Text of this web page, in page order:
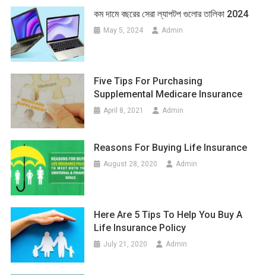
কম দামে বছরের সেরা ল্যাপটপ গুলোর তালিকা 2024
May 5, 2024 Admin
Five Tips For Purchasing
Supplemental Medicare Insurance
April 8, 2021 Admin
Reasons For Buying Life Insurance
August 28, 2020 Admin
Here Are 5 Tips To Help You Buy A
Life Insurance Policy
July 21, 2020 Admin